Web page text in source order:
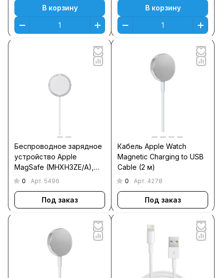
В корзину В корзину
Беспроводное зарядное
устройство Apple
MagSafe (MHXH3ZE/A),
USB type-C, белый
0 Арт. 5496
Под заказ
Кабель Apple Watch
Magnetic Charging to USB
Cable (2 м)
0 Арт. 4278
Под заказ